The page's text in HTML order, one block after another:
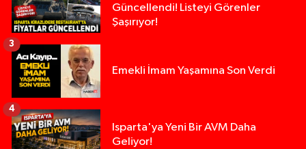
Güncellendi! Listeyi Görenler
Şaşırıyor!
Emekli İmam Yaşamına Son Verdi
3
Isparta'ya Yeni Bir AVM Daha
Geliyor!
4